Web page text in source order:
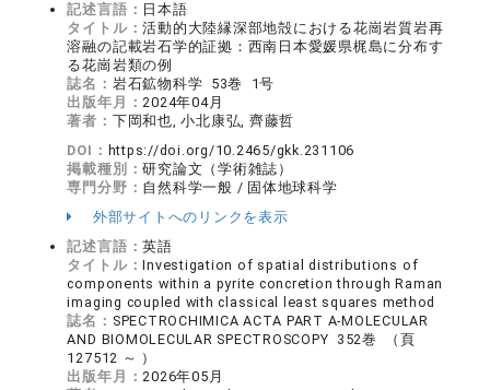
記述言語： 日本語
タイトル：活動的大陸縁深部地殻における花崗岩質岩再
溶融の記載岩石学的証拠：西南日本愛媛県梶島に分布す
る花崗岩類の例
誌名： 岩石鉱物科学 53巻 1号
出版年月：2024年04月
著者： 下岡和也, 小北康弘, 齊藤哲
DOI： https://doi.org/10.2465/gkk.231106
掲載種別：研究論文（学術雑誌）
専門分野： 自然科学一般 / 固体地球科学
外部サイトへのリンクを表示
記述言語：英語
タイトル：Investigation of spatial distributions of
components within a pyrite concretion through Raman
imaging coupled with classical least squares method
誌名： SPECTROCHIMICA ACTA PART A-MOLECULAR
AND BIOMOLECULAR SPECTROSCOPY 352巻 （頁
127512 ～ ）
出版年月：2026年05月